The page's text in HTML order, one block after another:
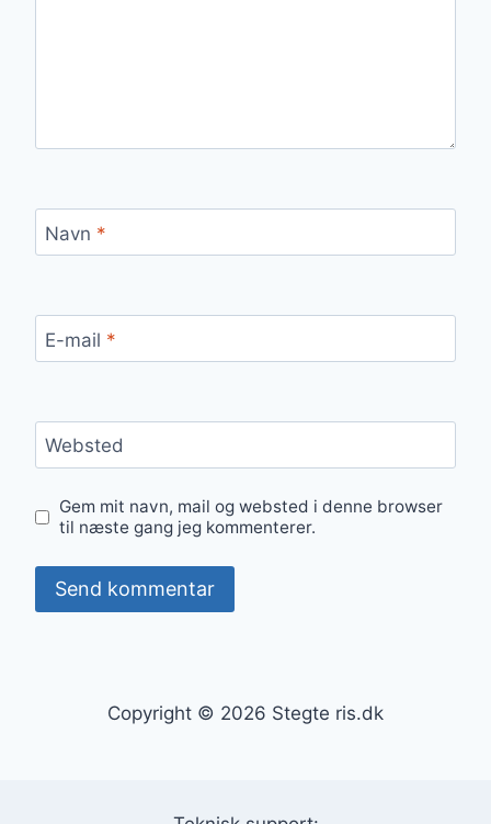
Navn *
E-mail *
Websted
Gem mit navn, mail og websted i denne browser
til næste gang jeg kommenterer.
Copyright © 2026 Stegte ris.dk